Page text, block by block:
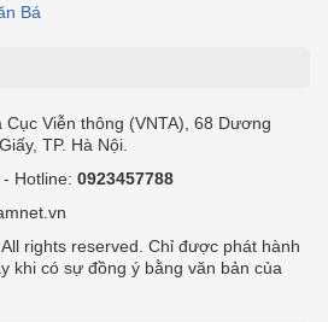
Bá
Viễn thông (VNTA), 68 Dương
TP. Hà Nội.
- Hotline: 0923457788
rights reserved. Chỉ được phát hành
khi có sự đồng ý bằng văn bản của